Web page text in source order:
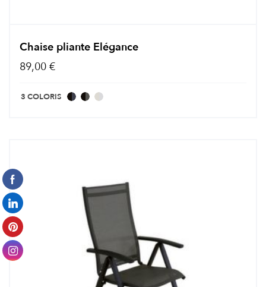
Chaise pliante Elégance
89,00 €
3 COLORIS